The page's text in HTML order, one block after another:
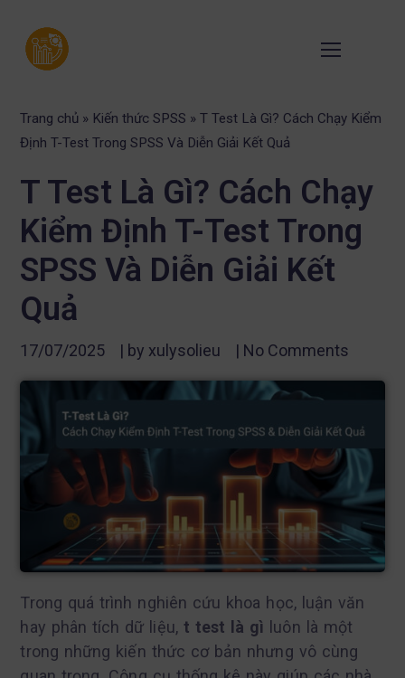
Trang chủ » Kiến thức SPSS »T Test Là Gì? Cách Chạy Kiểm
Định T-Test Trong SPSS Và Diễn Giải Kết Quả
T Test Là Gì? Cách Chạy
Kiểm Định T-Test Trong
SPSS Và Diễn Giải Kết
Quả
17/07/2025 | by xulysolieu | No Comments
Trong quá trình nghiên cứu khoa học, luận văn
hay phân tích dữ liệu, t test là gì luôn là một
trong những kiến thức cơ bản nhưng vô cùng